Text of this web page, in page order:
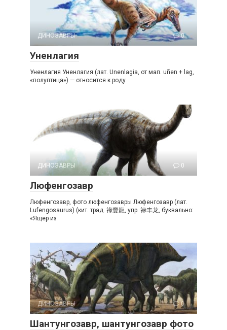
ДИНОЗАВРЫ 0
Уненлагия
Уненлагия Уненлагия (лат. Unenlagia, от мап. uñen + lag,
«полуптица») — относится к роду
ДИНОЗАВРЫ 0
Люфенгозавр
Люфенгозавр, фото люфенгозавры Люфенгозавр (лат.
Lufengosaurus) (кит. трад. 祿豐龍, упр. 禄丰龙, буквально:
«Ящер из
ДИНОЗАВРЫ 0
Шантунгозавр, шантунгозавр фото